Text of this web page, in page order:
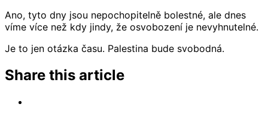
Ano, tyto dny jsou nepochopitelně bolestné, ale dnes
víme více než kdy jindy, že osvobození je nevyhnutelné.
Je to jen otázka času. Palestina bude svobodná.
Share this article